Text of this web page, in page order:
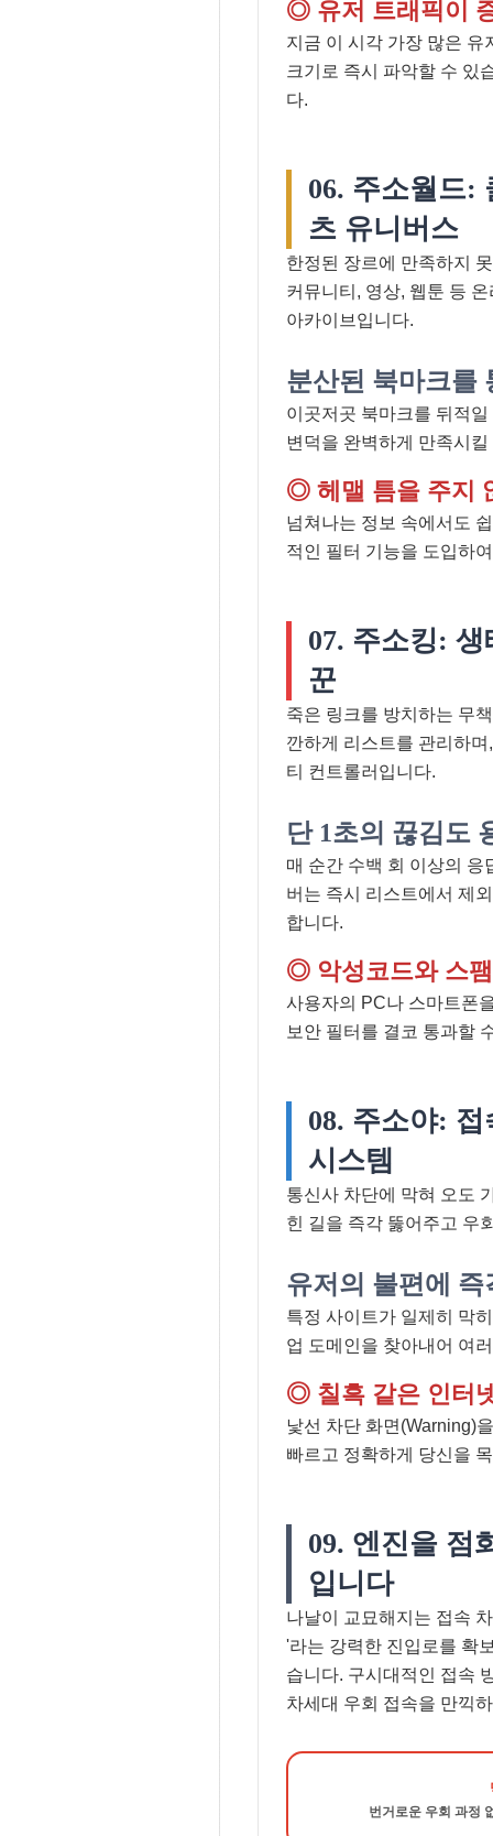
◎ 유저 트래픽이
지금 이 시각 가장 많은
크기로 즉시 파악할 수 있
다.
06. 주소월드:
츠 유니버스
한정된 장르에 만족하지
커뮤니티, 영상, 웹툰 등
아카이브입니다.
분산된 북마크를
이곳저곳 북마크를 뒤적
변덕을 완벽하게 만족시
◎ 헤맬 틈을 주지
넘쳐나는 정보 속에서도
적인 필터 기능을 도입하
07. 주소킹:
꾼
죽은 링크를 방치하는 무
깐하게 리스트를 관리하
티 컨트롤러입니다.
단 1초의 끊김도
매 순간 수백 회 이상의
버는 즉시 리스트에서 제
합니다.
◎ 악성코드와 스
사용자의 PC나 스마트폰
보안 필터를 결코 통과할
08. 주소야:
시스템
통신사 차단에 막혀 오도
힌 길을 즉각 뚫어주고 우
유저의 불편에
특정 사이트가 일제히 막
업 도메인을 찾아내어 여
◎ 칠흑 같은 인터
낯선 차단 화면(Warning)
빠르고 정확하게 당신을
09. 엔진을 점
입니다
나날이 교묘해지는 접속
'라는 강력한 진입로를 확
습니다. 구시대적인 접속
차세대 우회 접속을 만끽
번거로운 우회 과정